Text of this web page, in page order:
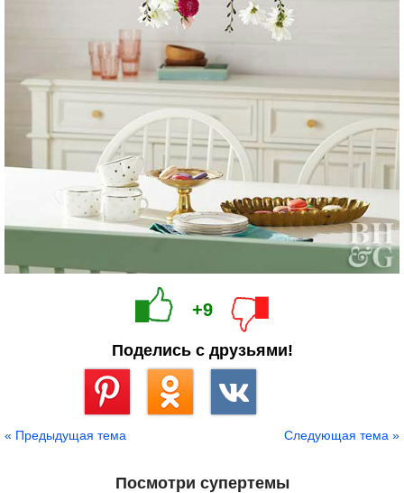
+9
Поделись с друзьями!
« Предыдущая тема Следующая тема »
Посмотри супертемы